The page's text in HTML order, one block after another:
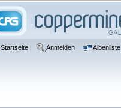
Startseite Anmelden Albenliste